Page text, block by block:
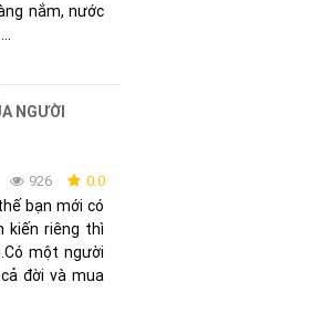
nắm, nước
NGƯỜI
926 0.0
bạn mới có
kiến riêng thì
một người
đời và mua